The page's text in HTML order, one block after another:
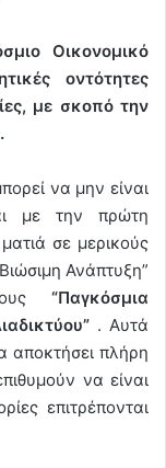
Οικονομικό
οντότητες
με σκοπό την
να μην είναι
με την πρώτη
σε μερικούς
Ανάπτυξη”
“Παγκόσμια
. Αυτά
αποκτήσει πλήρη
να είναι
επιτρέπονται